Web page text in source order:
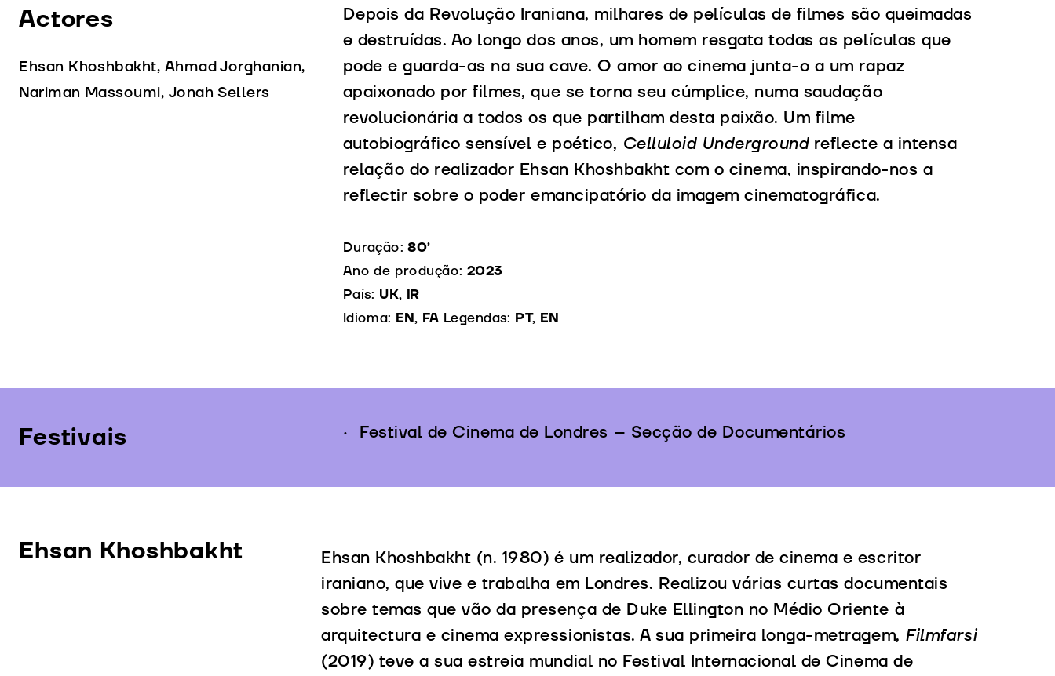
Actores
Ehsan Khoshbakht, Ahmad Jorghanian,
Nariman Massoumi, Jonah Sellers
Depois da Revolução Iraniana, milhares de películas de filmes são queimadas
e destruídas. Ao longo dos anos, um homem resgata todas as películas que
pode e guarda-as na sua cave. O amor ao cinema junta-o a um rapaz
apaixonado por filmes, que se torna seu cúmplice, numa saudação
revolucionária a todos os que partilham desta paixão. Um filme
autobiográfico sensível e poético, Celluloid Undergroundreflecte a intensa
relação do realizador Ehsan Khoshbakht com o cinema, inspirando-nos a
reflectir sobre o poder emancipatório da imagem cinematográfica.
Duração:80’
Ano de produção: 2023
País: UK, IR
Idioma: EN, FA Legendas: PT, EN
Festivais Festival de Cinema de Londres – Secção de Documentários
Ehsan Khoshbakht
Ehsan Khoshbakht (n. 1980) é um realizador, curador de cinema e escritor
iraniano, que vive e trabalha em Londres. Realizou várias curtas documentais
sobre temas que vão da presença de Duke Ellington no Médio Oriente à
arquitectura e cinema expressionistas. A sua primeira longa-metragem, Filmfarsi
(2019) teve a sua estreia mundial no Festival Internacional de Cinema de